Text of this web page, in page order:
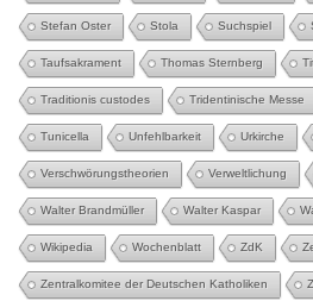
Stefan Oster Stola Suchspiel
Taufsakrament Thomas Sternberg
Traditionis custodes Tridentinische Messe
Tunicella Unfehlbarkeit Urkirche
Verschwörungstheorien Verweltlichung
Walter Brandmüller Walter Kaspar
Wikipedia Wochenblatt ZdK
Zentralkomitee der Deutschen Katholiken